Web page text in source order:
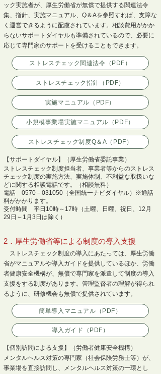
ック実施者が、厚生労働省が無償で提供する関連法令
集、指針、実施マニュアル、Q＆Aを参照すれば、支障な
く運営できるように配慮されています。相談費用がかか
らないサポートダイヤルも準備されているので、必要に
応じて専門家のサポートを受けることもできます。
ストレスチェック関連法令（PDF）
ストレスチェック指針（PDF）
実施マニュアル（PDF）
小規模事業場実施マニュアル（PDF）
ストレスチェック制度Q＆A（PDF）
【サポートダイヤル】（ 厚生労働省委託事業）
ストレスチェック制度担当者、事業者等からのストレス
チェック制度の実施方法、実施体制、不利益な取扱いな
どに関する相談電話です。
（相談無料）
電話 0570－031050（全国統一ナビダイヤル）※通話
料がかかります。
受付時間 平日10時～17時（土曜、日曜、祝日、12月
29日～1月3日は除く）
2．厚生労働省等による制度の導入支援
ストレスチェック制度の導入にあたっては、厚生労働
省がマニュアルや導入ガイドを提供しているほか、労働
者健康安全機構が、無償で専門家を派遣して制度の導入
支援をする制度があります。管理監督者の理解が得られ
るように、研修機会も無償で提供されています。
簡単導入マニュアル（PDF）
導入ガイド（PDF）
【個別訪問による支援】（労働者健康安全機構）
メンタルヘルス対策の専門家（社会保険労務士等）が、
事業場を直接訪問し、メンタルヘルス対策の一環とし